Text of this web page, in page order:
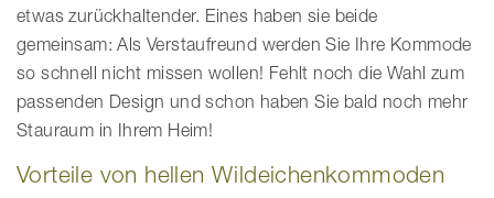
etwas zurückhaltender. Eines haben sie beide
gemeinsam: Als Verstaufreund werden Sie Ihre Kommode
so schnell nicht missen wollen! Fehlt noch die Wahl zum
passenden Design und schon haben Sie bald noch mehr
Stauraum in Ihrem Heim!
Vorteile von hellen Wildeichenkommoden